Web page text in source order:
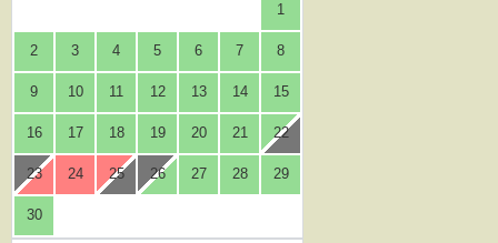
1
2 3 4 5 6 7 8
9 10 11 12 13 14 15
16 17 18 19 20 21 22
23 24 25 26 27 28 29
30